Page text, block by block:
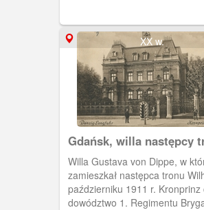
XX w.
Gdańsk, willa następcy
przy Hauptstrasse
Willa Gustava von Dippe, w
zamieszkał następca tronu
październiku 1911 r. Kronprinz
dowództwo 1. Regimentu